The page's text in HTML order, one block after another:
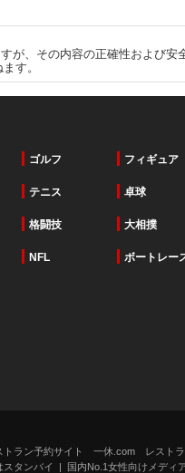
が、その内容の正確性および
す。
ゴルフ フィギュア
テニス 卓球
格闘技 大相撲
NFL ボートレー
トラン予約サイト 一休.com レストラ
スタンバイ 国内No.1女性向けメディ